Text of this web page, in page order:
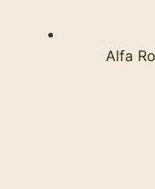
Alfa